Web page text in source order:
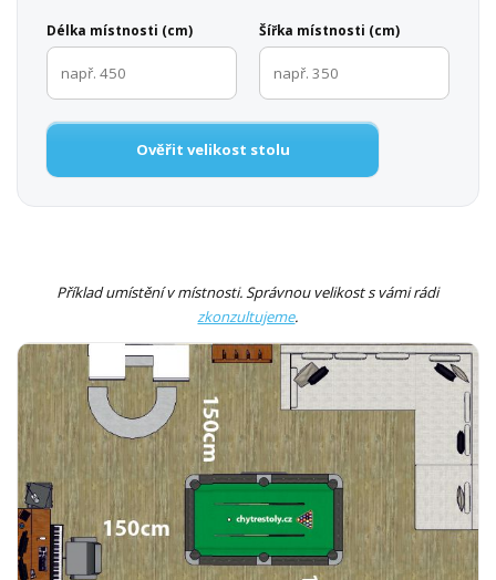
Délka místnosti (cm) Šířka místnosti (cm)
Ověřit velikost stolu
Příklad umístění v místnosti. Správnou velikost s vámi rádi
zkonzultujeme.